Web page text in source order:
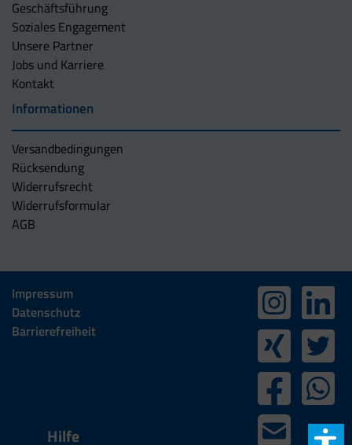
Geschäftsführung
Soziales Engagement
Unsere Partner
Jobs und Karriere
Kontakt
Informationen
Versandbedingungen
Rücksendung
Widerrufsrecht
Widerrufsformular
AGB
Impressum
Datenschutz
Barrierefreiheit
Hilfe